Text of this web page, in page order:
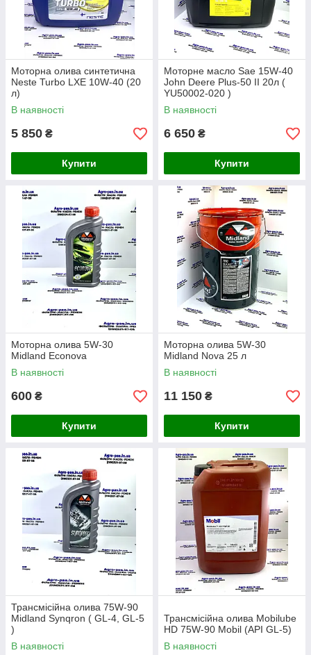
Моторна олива синтетична
Neste Turbo LXE 10W-40 (20
л)
В наявності
5 850 ₴
Купити
Моторне масло Sae 15W-40
John Deere Plus-50 II 20л (
YU50002-020 )
В наявності
6 650 ₴
Купити
Моторна олива 5W-30
Midland Econova
В наявності
600 ₴
Купити
Моторна олива 5W-30
Midland Nova 25 л
В наявності
11 150 ₴
Купити
Трансмісійна олива 75W-90
Midland Synqron ( GL-4, GL-5
)
В наявності
Трансмісійна олива Mobilube
HD 75W-90 Mobil (API GL-5)
В наявності